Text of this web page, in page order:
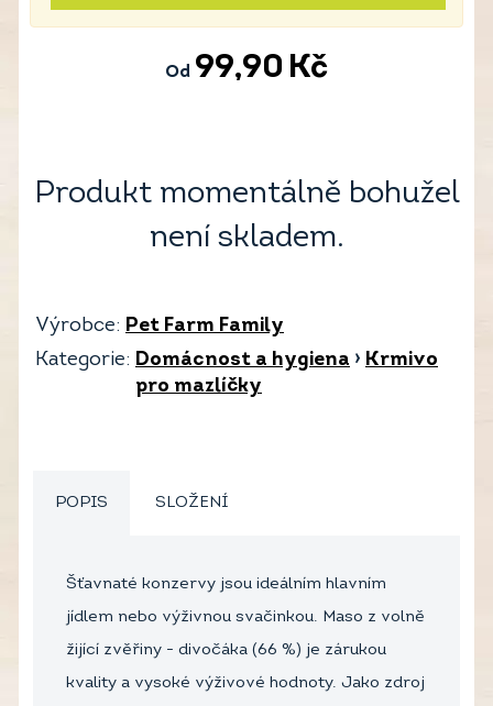
Od 99,90 Kč
Produkt momentálně bohužel
není skladem.
Výrobce: Pet Farm Family
Kategorie: Domácnost a hygiena › Krmivo
pro mazlíčky
POPIS SLOŽENÍ
Šťavnaté konzervy jsou ideálním hlavním
jídlem nebo výživnou svačinkou. Maso z volně
žijící zvěřiny - divočáka (66 %) je zárukou
kvality a vysoké výživové hodnoty. Jako zdroj